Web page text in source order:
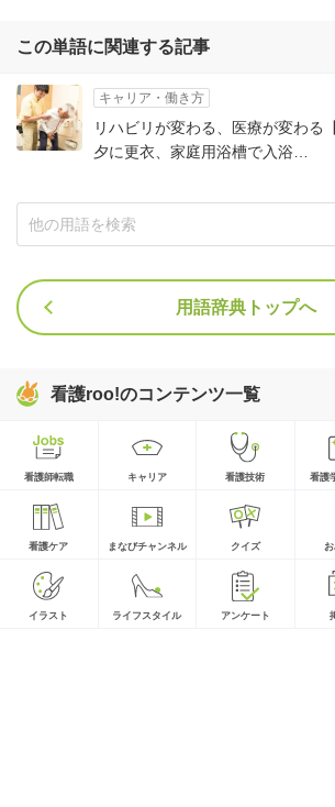
この単語に関連する記事
キャリア・働き方
リハビリが変わる、医療が変わる
夕に更衣、家庭用浴槽で入浴…
用語辞典トップへ
看護roo!のコンテンツ一覧
看護師転職 キャリア 看護技術 看護
看護ケア まなびチャンネル クイズ
イラスト ライフスタイル アンケート